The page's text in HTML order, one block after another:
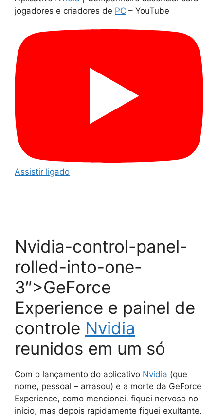
jogadores e criadores de PC – YouTube
Assistir ligado
Nvidia-control-panel-
rolled-into-one-
3″>GeForce
Experience e painel de
controle Nvidia
reunidos em um só
Com o lançamento do aplicativo Nvidia (que
nome, pessoal – arrasou) e a morte da GeForce
Experience, como mencionei, fiquei nervoso no
início, mas depois rapidamente fiquei exultante.